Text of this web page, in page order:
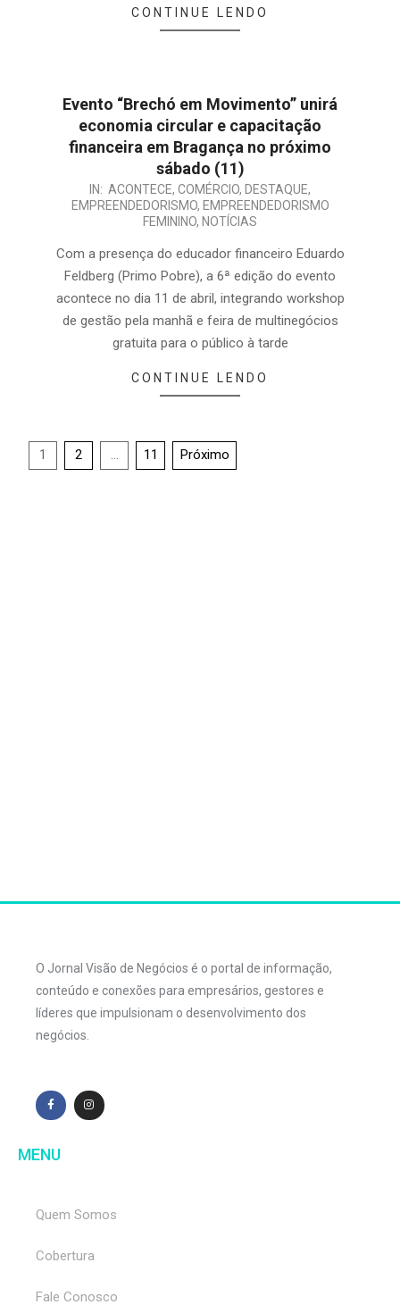
CONTINUE LENDO
Evento “Brechó em Movimento” unirá
economia circular e capacitação
financeira em Bragança no próximo
sábado (11)
IN: ACONTECE, COMÉRCIO, DESTAQUE,
EMPREENDEDORISMO, EMPREENDEDORISMO
FEMININO, NOTÍCIAS
Com a presença do educador financeiro Eduardo
Feldberg (Primo Pobre), a 6ª edição do evento
acontece no dia 11 de abril, integrando workshop
de gestão pela manhã e feira de multinegócios
gratuita para o público à tarde
CONTINUE LENDO
1 2 … 11 Próximo
O Jornal Visão de Negócios é o portal de informação,
conteúdo e conexões para empresários, gestores e
líderes que impulsionam o desenvolvimento dos
negócios.
MENU
Quem Somos
Cobertura
Fale Conosco